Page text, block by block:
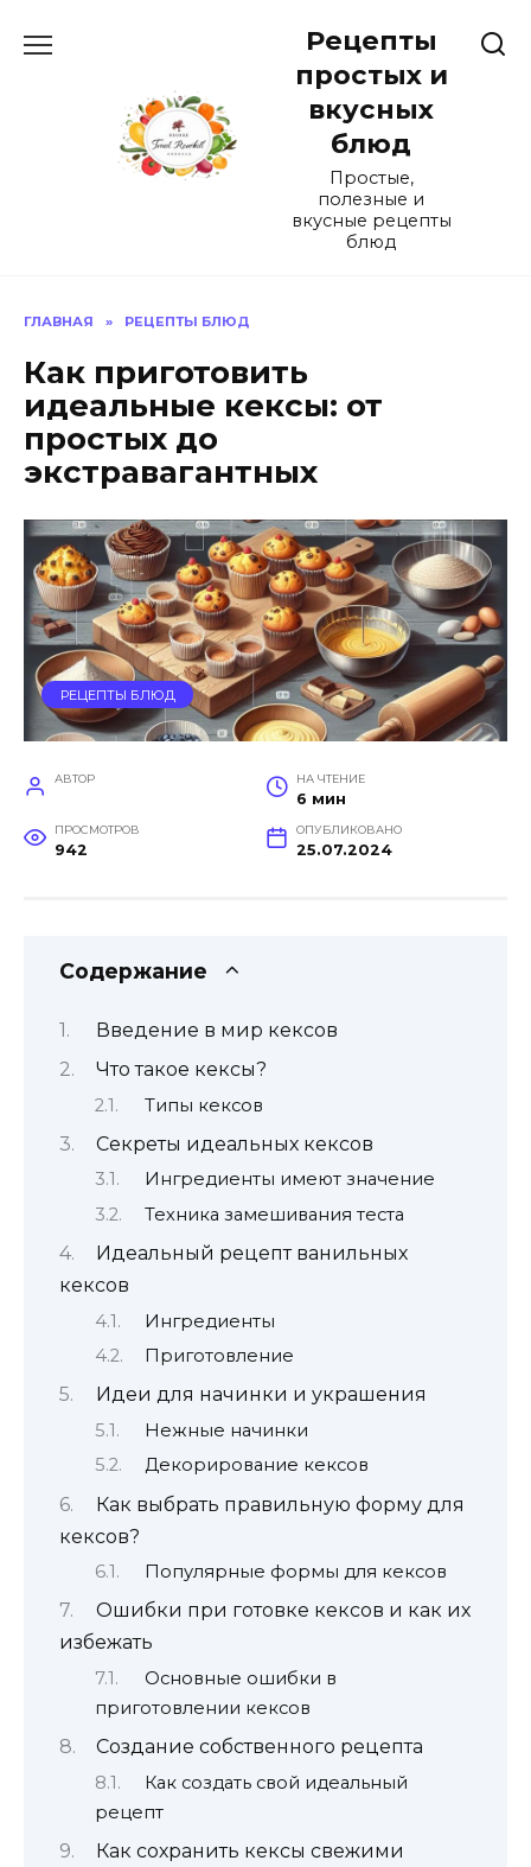
Рецепты
простых и
вкусных
блюд
Простые,
полезные и
вкусные рецепты
блюд
ГЛАВНАЯ » РЕЦЕПТЫ БЛЮД
Как приготовить
идеальные кексы: от
простых до
экстравагантных
РЕЦЕПТЫ БЛЮД
АВТОР НА ЧТЕНИЕ
6 мин
ПРОСМОТРОВ
942
ОПУБЛИКОВАНО
25.07.2024
Содержание
Введение в мир кексов
Что такое кексы?
Типы кексов
Секреты идеальных кексов
Ингредиенты имеют значение
Техника замешивания теста
Идеальный рецепт ванильных
кексов
Ингредиенты
Приготовление
Идеи для начинки и украшения
Нежные начинки
Декорирование кексов
Как выбрать правильную форму для
кексов?
Популярные формы для кексов
Ошибки при готовке кексов и как их
избежать
Основные ошибки в
приготовлении кексов
Создание собственного рецепта
Как создать свой идеальный
рецепт
Как сохранить кексы свежими